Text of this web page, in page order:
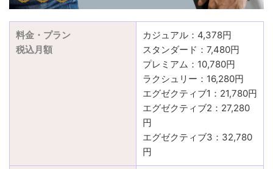
料金・プラン
税込月額
カジュアル：4,378円
スタンダード：7,480円
プレミアム：10,780円
ラクシュリー：16,280円
エグゼクティブ1：21,780円
エグゼクティブ2：27,280
円
エグゼクティブ3：32,780
円